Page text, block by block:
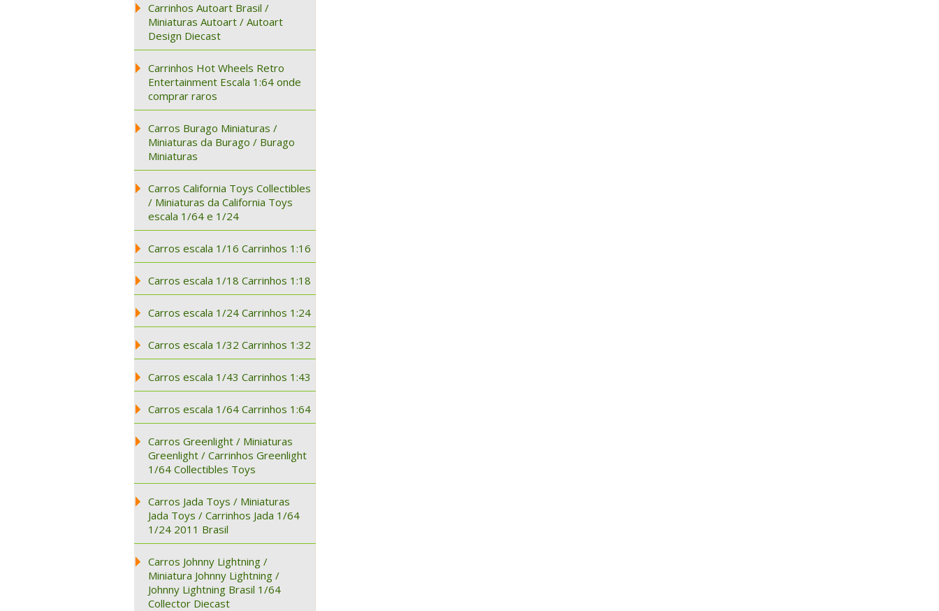
Carrinhos Autoart Brasil /
Miniaturas Autoart / Autoart
Design Diecast
Carrinhos Hot Wheels Retro
Entertainment Escala 1:64 onde
comprar raros
Carros Burago Miniaturas /
Miniaturas da Burago / Burago
Miniaturas
Carros California Toys Collectibles
/ Miniaturas da California Toys
escala 1/64 e 1/24
Carros escala 1/16 Carrinhos 1:16
Carros escala 1/18 Carrinhos 1:18
Carros escala 1/24 Carrinhos 1:24
Carros escala 1/32 Carrinhos 1:32
Carros escala 1/43 Carrinhos 1:43
Carros escala 1/64 Carrinhos 1:64
Carros Greenlight / Miniaturas
Greenlight / Carrinhos Greenlight
1/64 Collectibles Toys
Carros Jada Toys / Miniaturas
Jada Toys / Carrinhos Jada 1/64
1/24 2011 Brasil
Carros Johnny Lightning /
Miniatura Johnny Lightning /
Johnny Lightning Brasil 1/64
Collector Diecast